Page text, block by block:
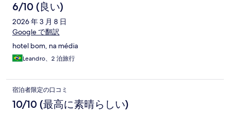
6/10 (良い)
2026 年 3 月 8 日
Google で翻訳
hotel bom, na média
Leandro、2 泊旅行
宿泊者限定の口コミ
10/10 (最高に素晴らしい)